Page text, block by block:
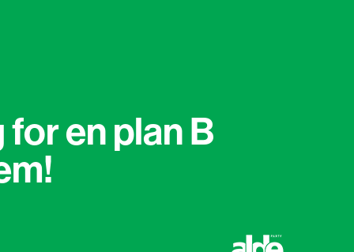
en plan B